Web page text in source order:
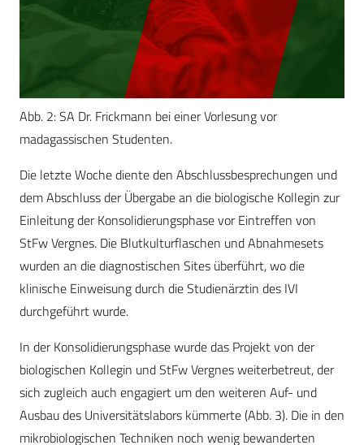
Abb. 2: SA Dr. Frickmann bei einer Vorlesung vor
madagassischen Studenten.
Die letzte Woche diente den Abschlussbesprechungen und
dem Abschluss der Übergabe an die biologische Kollegin zur
Einleitung der Konsolidierungsphase vor Eintreffen von
StFw Vergnes. Die Blutkulturflaschen und Abnahmesets
wurden an die diagnostischen Sites überführt, wo die
klinische Einweisung durch die Studienärztin des IVI
durchgeführt wurde.
In der Konsolidierungsphase wurde das Projekt von der
biologischen Kollegin und StFw Vergnes weiterbetreut, der
sich zugleich auch engagiert um den weiteren Auf- und
Ausbau des Universitätslabors kümmerte (Abb. 3). Die in den
mikrobiologischen Techniken noch wenig bewanderten